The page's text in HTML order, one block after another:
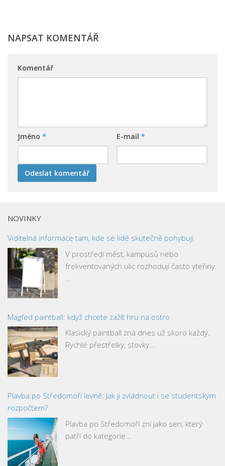
NAPSAT KOMENTÁŘ
Komentář
Jméno * E-mail *
NOVINKY
Viditelná informace tam, kde se lidé skutečně pohybují
V prostředí měst, kampusů nebo
frekventovaných ulic rozhodují často vteřiny.
Magfed paintball: když chcete zažít hru na ostro
Klasický paintball zná dnes už skoro každý.
Rychlé přestřelky, stovky…
Plavba po Středomoří levně: Jak ji zvládnout i se studentským
rozpočtem?
Plavba po Středomoří zní jako sen, který
patří do kategorie…